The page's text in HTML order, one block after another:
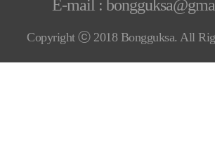
E-mail :
Copyright ⓒ 2018 Bongguksa. All